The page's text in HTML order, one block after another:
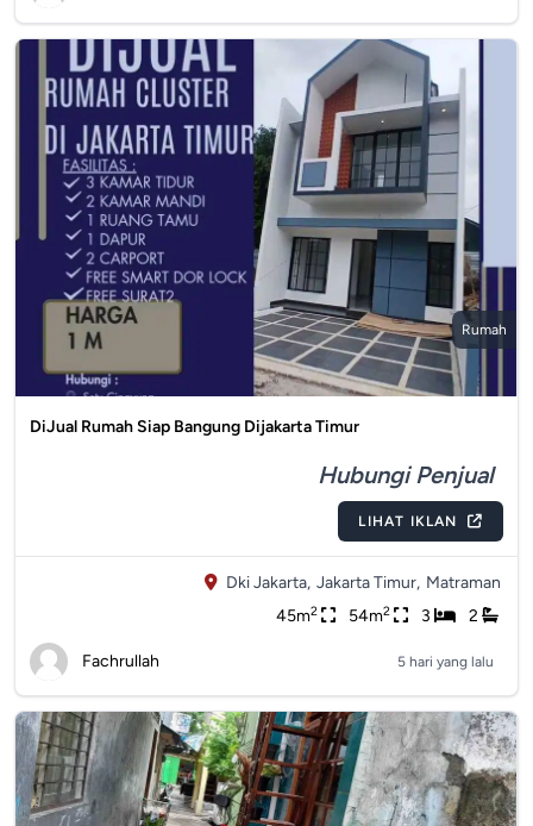
Rumah
DiJual Rumah Siap Bangung Dijakarta Timur
Hubungi Penjual
LIHAT IKLAN
Dki Jakarta, Jakarta Timur, Matraman
45m2 54m2 3 2
Fachrullah 5 hari yang lalu